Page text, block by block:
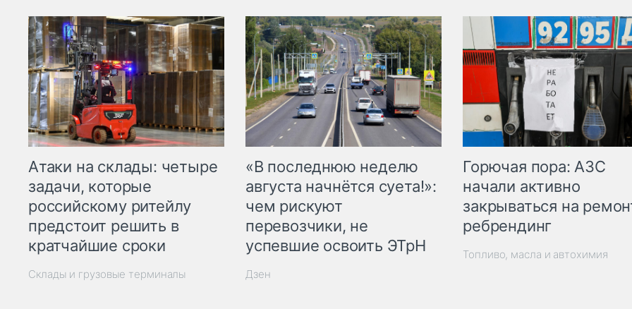
Атаки на склады: четыре
задачи, которые
российскому ритейлу
предстоит решить в
кратчайшие сроки
Склады и грузовые терминалы
«В последнюю неделю
августа начнётся суета!»:
чем рискуют
перевозчики, не
успевшие освоить ЭТрН
Дзен
Горючая пора: АЗС
начали активно
закрываться на
ребрендинг
Топливо, масла и автохимия